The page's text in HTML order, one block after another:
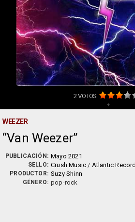
2VOTOS
+
WEEZER
Van Weezer
PUBLICACIÓN: Mayo 2021
SELLO: Crush Music / Atlantic
PRODUCTOR: Suzy Shinn
GÉNERO: pop-rock